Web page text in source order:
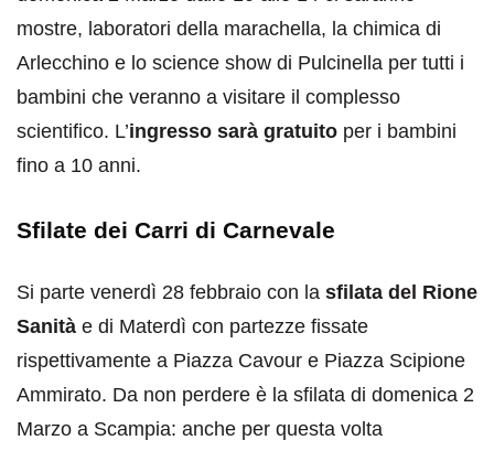
mostre, laboratori della marachella, la chimica di
Arlecchino e lo science show di Pulcinella per tutti i
bambini che veranno a visitare il complesso
scientifico. L’ingresso sarà gratuito per i bambini
fino a 10 anni.
Sfilate dei Carri di Carnevale
Si parte venerdì 28 febbraio con la sfilata del Rione
Sanità e di Materdì con partezze fissate
rispettivamente a Piazza Cavour e Piazza Scipione
Ammirato. Da non perdere è la sfilata di domenica 2
Marzo a Scampia: anche per questa volta